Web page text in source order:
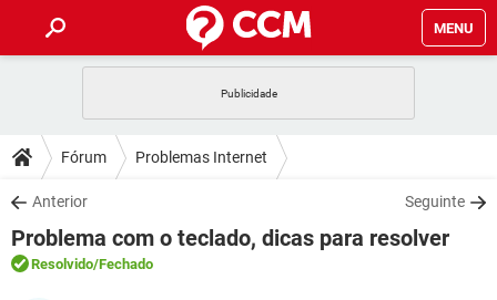
MENU
CELULAR FACEBOOK
OUTLOOK
INSTAGRAM GMAIL
GUIA DE COMPRAS
DICAS
JOGOS WHATSAPP
OUTLOOK
DOWNLOADS
JOGOS WHATSAPP
CELULAR
FÓRUM
Fórum Problemas Internet
Anterior Seguinte
Problema com o teclado, dicas para resolver
Resolvido/Fechado